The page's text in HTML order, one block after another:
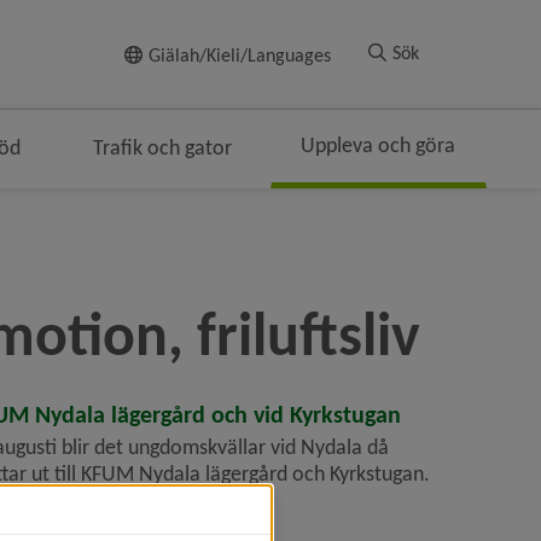
Giälah/Kieli/Languages Sök
Trafik och gator Uppleva och göra
friluftsliv
Nydala lägergård och vid Kyrkstugan
blir det ungdomskvällar vid Nydala då
ut till KFUM Nydala lägergård och Kyrkstugan.